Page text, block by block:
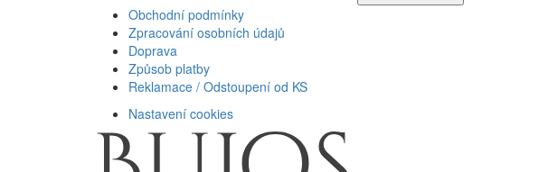
Obchodní podmínky
Zpracování osobních údajů
Doprava
Způsob platby
Reklamace / Odstoupení od KS
Nastavení cookies